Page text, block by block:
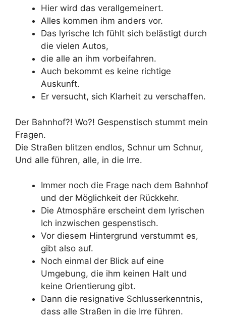
Hier wird das verallgemeinert.
Alles kommen ihm anders vor.
Das lyrische Ich fühlt sich belästigt durch
die vielen Autos,
die alle an ihm vorbeifahren.
Auch bekommt es keine richtige
Auskunft.
Er versucht, sich Klarheit zu verschaffen.
Der Bahnhof?! Wo?! Gespenstisch stummt mein
Fragen.
Die Straßen blitzen endlos, Schnur um Schnur,
Und alle führen, alle, in die Irre.
Immer noch die Frage nach dem Bahnhof
und der Möglichkeit der Rückkehr.
Die Atmosphäre erscheint dem lyrischen
Ich inzwischen gespenstisch.
Vor diesem Hintergrund verstummt es,
gibt also auf.
Noch einmal der Blick auf eine
Umgebung, die ihm keinen Halt und
keine Orientierung gibt.
Dann die resignative Schlusserkenntnis,
dass alle Straßen in die Irre führen.